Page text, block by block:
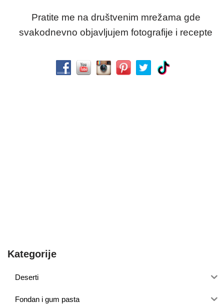
Pratite me na društvenim mrežama gde
svakodnevno objavljujem fotografije i recepte
Kategorije
Deserti
Fondan i gum pasta